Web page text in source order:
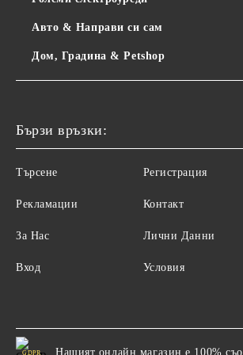
Авто & Направи си сам
Дом, Градина & Petshop
Бързи връзки:
Търсене
Рекламации
За Нас
Вход
Регистрация
Контакт
Лични Данни
Условия
GDPR Нашият онлайн магазин е 100%